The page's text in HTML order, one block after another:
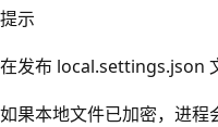
提示
在发布 local.settings.json
如果本地文件已加密，进